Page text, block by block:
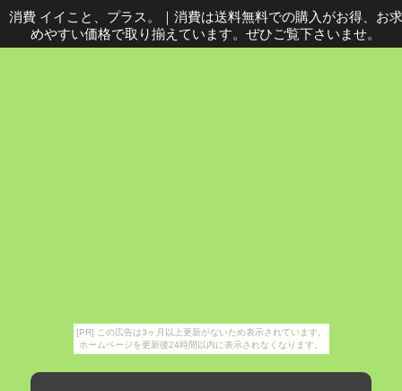
[PR] この広告は3ヶ月以上更新がないため表示されています。
ホームページを更新後24時間以内に表示されなくなります。
消費 イイこと、プラス。 ｜ 消費は送料無料での購入がお得、お求
めやすい価格で取り揃えています。ぜひご覧下さいませ。